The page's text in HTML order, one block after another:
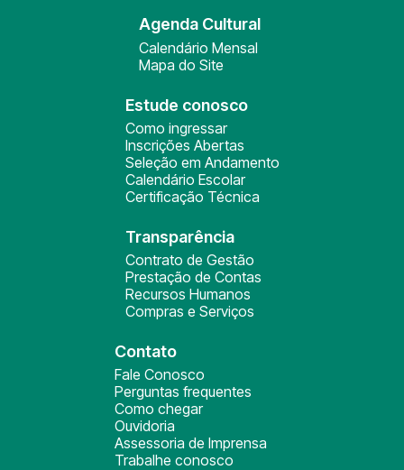
Agenda Cultural
Calendário Mensal
Mapa do Site
Estude conosco
Como ingressar
Inscrições Abertas
Seleção em Andamento
Calendário Escolar
Certificação Técnica
Transparência
Contrato de Gestão
Prestação de Contas
Recursos Humanos
Compras e Serviços
Contato
Fale Conosco
Perguntas frequentes
Como chegar
Ouvidoria
Assessoria de Imprensa
Trabalhe conosco